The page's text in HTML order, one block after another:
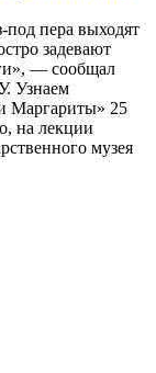
пера выходят
задевают
— сообщал
Узнаем
Маргариты» 25
на лекции
музея